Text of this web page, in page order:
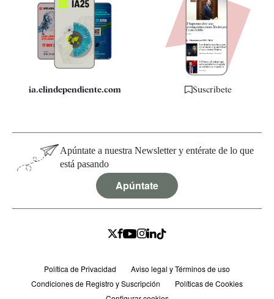
Quiénes somos
Especificaciones
ia.elindependiente.com Suscríbete
Apúntate a nuestra Newsletter y entérate de lo que
está pasando
Apúntate
Política de Privacidad
Aviso legal y Términos de uso
Condiciones de Registro y Suscripción
Políticas de Cookies